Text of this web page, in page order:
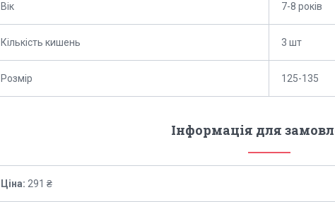
Вік 7-8 років
Кількість кишень 3 шт
Розмір 125-135
Інформація для
Ціна: 291 ₴